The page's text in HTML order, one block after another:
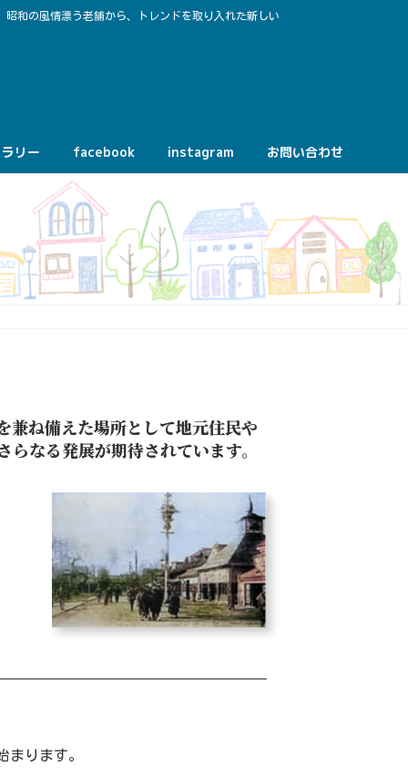
和の風情漂う老舗から、トレンドを取り入れた新しい
リー facebook instagram お問い合わせ
兼ね備えた場所として地元住民や
なる発展が期待されています。
ります。